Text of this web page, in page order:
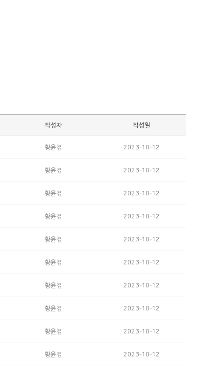
작성자 작성일
황윤경 2023-10-12
황윤경 2023-10-12
황윤경 2023-10-12
황윤경 2023-10-12
황윤경 2023-10-12
황윤경 2023-10-12
황윤경 2023-10-12
황윤경 2023-10-12
황윤경 2023-10-12
황윤경 2023-10-12